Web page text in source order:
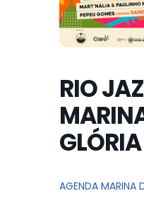
RIO
AGENDA MARINA